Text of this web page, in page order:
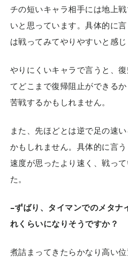
チの短いキャラ相手には地上
いと思っています。具体的に
は戦ってみてやりやすいと感じ
やりにくいキャラで言うと、
てどこまで復帰阻止ができるか
苦戦するかもしれません。
また、先ほどとは逆で足の速
かもしれません。具体的に言
速度が思ったより速く、戦っ
た。
–ずばり、タイマンでのメタナ
れくらいになりそうですか？
煮詰まってきたらかなり高い